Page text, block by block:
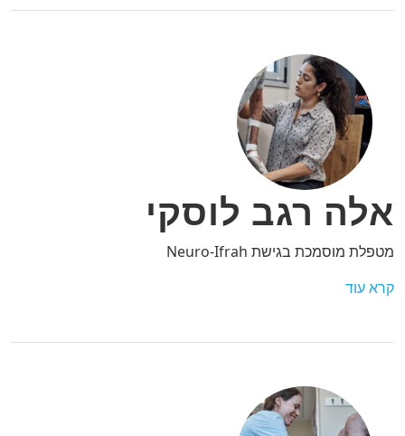
אלה רגב לוסקי
מטפלת מוסמכת בגישת Neuro-Ifrah
קרא עוד